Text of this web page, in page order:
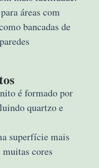
áreas com
bancadas de
é formado por
quartzo e
superfície mais
cores